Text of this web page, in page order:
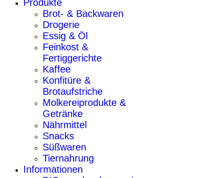
Produkte
Brot- & Backwaren
Drogerie
Essig & Öl
Feinkost &
Fertiggerichte
Kaffee
Konfitüre &
Brotaufstriche
Molkereiprodukte &
Getränke
Nährmittel
Snacks
Süßwaren
Tiernahrung
Informationen